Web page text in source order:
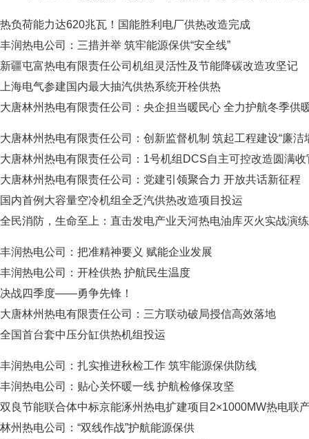
热负荷能力达620兆瓦！国能胜利电厂供热改造完成
丰润热电公司：三措并举 筑牢能源保供“安全线”
新疆屯富热电有限责任公司机组灵活性及节能降碳改造攻坚记
上海电气参建国内最大抽汽供热系统开栓供热
大唐林州热电有限责任公司：央企担当暖民心 全力护航冬季供
大唐林州热电有限责任公司：创新监督机制 筑起工程建设“廉洁
大唐林州热电有限责任公司：1号机组DCS自主可控改造圆满收
大唐林州热电有限责任公司：党建引领聚合力 开放共话新征程
国内首例大容量空冷机组全乏汽供热改造项目投运
全民消防，生命至上：直击发电产业天河热电油库灭火实战演练
丰润热电公司：把准精神要义 赋能企业发展
丰润热电公司：开栓供热 护航民生温度
决战四季度——勇争先锋！
大唐林州热电有限责任公司：三方联动破局授信高效落地
全国首台套中压分缸供热机组投运
丰润热电公司：扎实推进秋检工作 筑牢能源保供防线
丰润热电公司：贴心关怀暖一线 护航检修保攻坚
双良节能联合体中标京能涿州热电扩建项目2×1000MW热电联
林州热电公司：“双线作战”护航能源保供